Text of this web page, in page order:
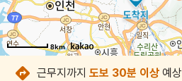
8km
8km
8km
8km
8km
8km
8km
8km
근무지까지 도보 30분 이상 예상